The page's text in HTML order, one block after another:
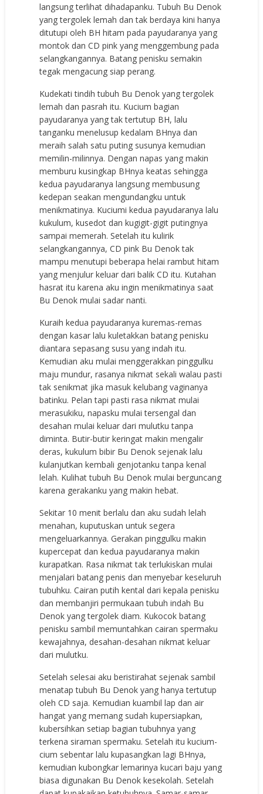
langsung terlihat dihadapanku. Tubuh Bu Denok
yang tergolek lemah dan tak berdaya kini hanya
ditutupi oleh BH hitam pada payudaranya yang
montok dan CD pink yang menggembung pada
selangkangannya. Batang penisku semakin
tegak mengacung siap perang.
Kudekati tindih tubuh Bu Denok yang tergolek
lemah dan pasrah itu. Kucium bagian
payudaranya yang tak tertutup BH, lalu
tanganku menelusup kedalam BHnya dan
meraih salah satu puting susunya kemudian
memilin-milinnya. Dengan napas yang makin
memburu kusingkap BHnya keatas sehingga
kedua payudaranya langsung membusung
kedepan seakan mengundangku untuk
menikmatinya. Kuciumi kedua payudaranya lalu
kukulum, kusedot dan kugigit-gigit putingnya
sampai memerah. Setelah itu kulirik
selangkangannya, CD pink Bu Denok tak
mampu menutupi beberapa helai rambut hitam
yang menjulur keluar dari balik CD itu. Kutahan
hasrat itu karena aku ingin menikmatinya saat
Bu Denok mulai sadar nanti.
Kuraih kedua payudaranya kuremas-remas
dengan kasar lalu kuletakkan batang penisku
diantara sepasang susu yang indah itu.
Kemudian aku mulai menggerakkan pinggulku
maju mundur, rasanya nikmat sekali walau pasti
tak senikmat jika masuk kelubang vaginanya
batinku. Pelan tapi pasti rasa nikmat mulai
merasukiku, napasku mulai tersengal dan
desahan mulai keluar dari mulutku tanpa
diminta. Butir-butir keringat makin mengalir
deras, kukulum bibir Bu Denok sejenak lalu
kulanjutkan kembali genjotanku tanpa kenal
lelah. Kulihat tubuh Bu Denok mulai berguncang
karena gerakanku yang makin hebat.
Sekitar 10 menit berlalu dan aku sudah lelah
menahan, kuputuskan untuk segera
mengeluarkannya. Gerakan pinggulku makin
kupercepat dan kedua payudaranya makin
kurapatkan. Rasa nikmat tak terlukiskan mulai
menjalari batang penis dan menyebar keseluruh
tubuhku. Cairan putih kental dari kepala penisku
dan membanjiri permukaan tubuh indah Bu
Denok yang tergolek diam. Kukocok batang
penisku sambil memuntahkan cairan spermaku
kewajahnya, desahan-desahan nikmat keluar
dari mulutku.
Setelah selesai aku beristirahat sejenak sambil
menatap tubuh Bu Denok yang hanya tertutup
oleh CD saja. Kemudian kuambil lap dan air
hangat yang memang sudah kupersiapkan,
kubersihkan setiap bagian tubuhnya yang
terkena siraman spermaku. Setelah itu kucium-
cium sebentar lalu kupasangkan lagi BHnya,
kemudian kubongkar lemarinya kucari baju yang
biasa digunakan Bu Denok kesekolah. Setelah